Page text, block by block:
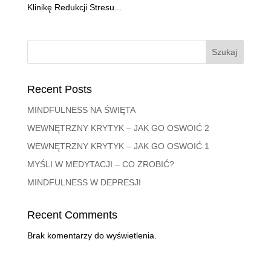
Klinikę Redukcji Stresu...
Szukaj
Recent Posts
MINDFULNESS NA ŚWIĘTA
WEWNĘTRZNY KRYTYK – JAK GO OSWOIĆ 2
WEWNĘTRZNY KRYTYK – JAK GO OSWOIĆ 1
MYŚLI W MEDYTACJI – CO ZROBIĆ?
MINDFULNESS W DEPRESJI
Recent Comments
Brak komentarzy do wyświetlenia.